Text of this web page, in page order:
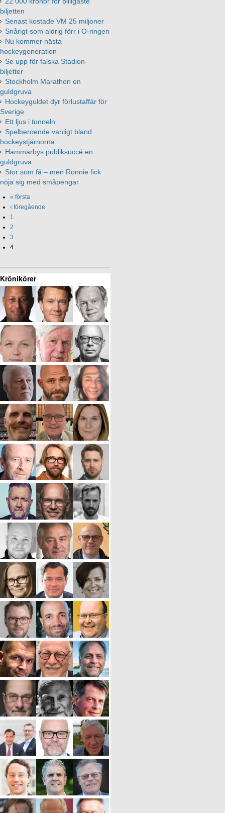
biljetten
Senast kostade VM 25 miljoner
Snårigt som aldrig förr i O-ringen
Nu kommer nästa
hockeygeneration
Se upp för falska Stadion-
biljetter
Stockholm Marathon en
guldgruva
Hockeyguldet dyr förlustaffär för
Sverige
Ett ljus i tunneln
Spelberoende vanligt bland
hockeystjärnorna
Hammarbys publiksuccé en
guldgruva
Stor som få – men Ronnie fick
nöja sig med småpengar
« första
‹ föregående
1
2
3
4
Krönikörer